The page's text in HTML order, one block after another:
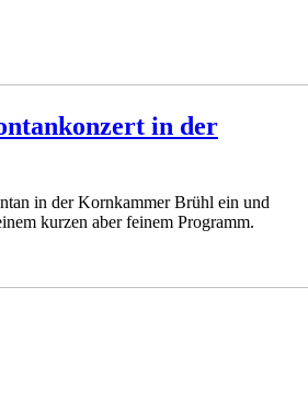
in der
in der Kornkammer Brühl ein und
kurzen aber feinem Programm.